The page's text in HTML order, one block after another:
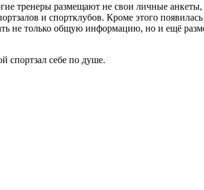
тренеры размещают не свои личные
и спортклубов. Кроме этого
не только общую информацию, но и ещё
спортзал себе по душе.